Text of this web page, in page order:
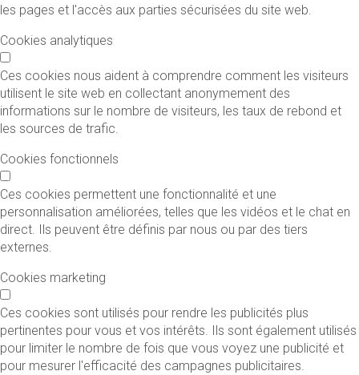
les pages et l'accès aux parties sécurisées du site web.
Cookies analytiques
Ces cookies nous aident à comprendre comment les visiteurs
utilisent le site web en collectant anonymement des
informations sur le nombre de visiteurs, les taux de rebond et
les sources de trafic.
Cookies fonctionnels
Ces cookies permettent une fonctionnalité et une
personnalisation améliorées, telles que les vidéos et le chat en
direct. Ils peuvent être définis par nous ou par des tiers
externes.
Cookies marketing
Ces cookies sont utilisés pour rendre les publicités plus
pertinentes pour vous et vos intérêts. Ils sont également utilisés
pour limiter le nombre de fois que vous voyez une publicité et
pour mesurer l'efficacité des campagnes publicitaires.